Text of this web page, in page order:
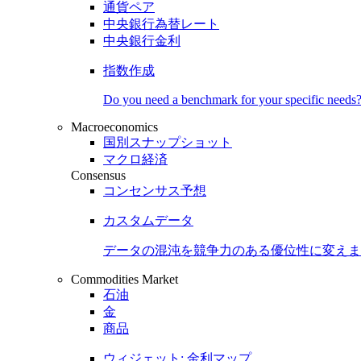
通貨ペア
中央銀行為替レート
中央銀行金利
指数作成
Do you need a benchmark for your specific needs?
Macroeconomics
国別スナップショット
マクロ経済
Consensus
コンセンサス予想
カスタムデータ
データの混沌を競争力のある優位性に変え
Commodities Market
石油
金
商品
ウィジェット: 金利マップ